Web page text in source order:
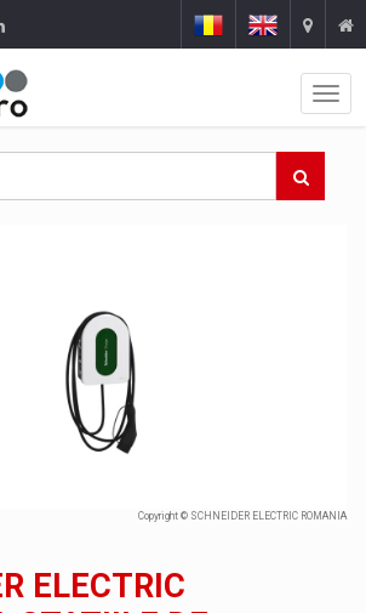
Copyright © SCHNEIDER ELECTRIC ROMANIA
ELECTRIC